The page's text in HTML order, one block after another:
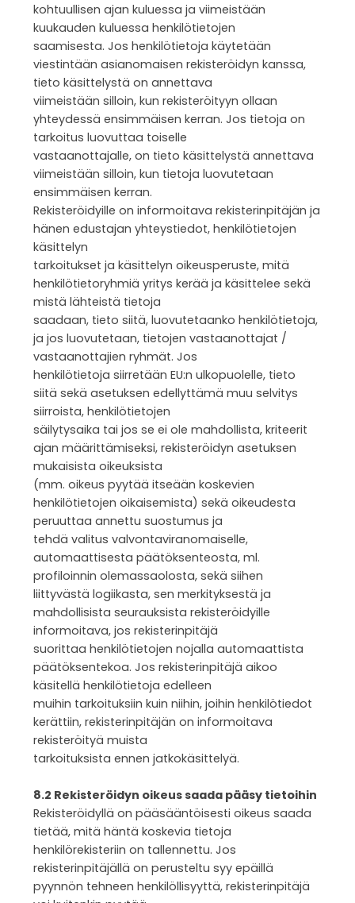
kohtuullisen ajan kuluessa ja viimeistään
kuukauden kuluessa henkilötietojen
saamisesta. Jos henkilötietoja käytetään
viestintään asianomaisen rekisteröidyn kanssa,
tieto käsittelystä on annettava
viimeistään silloin, kun rekisteröityyn ollaan
yhteydessä ensimmäisen kerran. Jos tietoja on
tarkoitus luovuttaa toiselle
vastaanottajalle, on tieto käsittelystä annettava
viimeistään silloin, kun tietoja luovutetaan
ensimmäisen kerran.
Rekisteröidyille on informoitava rekisterinpitäjän ja
hänen edustajan yhteystiedot, henkilötietojen
käsittelyn
tarkoitukset ja käsittelyn oikeusperuste, mitä
henkilötietoryhmiä yritys kerää ja käsittelee sekä
mistä lähteistä tietoja
saadaan, tieto siitä, luovutetaanko henkilötietoja,
ja jos luovutetaan, tietojen vastaanottajat /
vastaanottajien ryhmät. Jos
henkilötietoja siirretään EU:n ulkopuolelle, tieto
siitä sekä asetuksen edellyttämä muu selvitys
siirroista, henkilötietojen
säilytysaika tai jos se ei ole mahdollista, kriteerit
ajan määrittämiseksi, rekisteröidyn asetuksen
mukaisista oikeuksista
(mm. oikeus pyytää itseään koskevien
henkilötietojen oikaisemista) sekä oikeudesta
peruuttaa annettu suostumus ja
tehdä valitus valvontaviranomaiselle,
automaattisesta päätöksenteosta, ml.
profiloinnin olemassaolosta, sekä siihen
liittyvästä logiikasta, sen merkityksestä ja
mahdollisista seurauksista rekisteröidyille
informoitava, jos rekisterinpitäjä
suorittaa henkilötietojen nojalla automaattista
päätöksentekoa. Jos rekisterinpitäjä aikoo
käsitellä henkilötietoja edelleen
muihin tarkoituksiin kuin niihin, joihin henkilötiedot
kerättiin, rekisterinpitäjän on informoitava
rekisteröityä muista
tarkoituksista ennen jatkokäsittelyä.
8.2 Rekisteröidyn oikeus saada pääsy tietoihin
Rekisteröidyllä on pääsääntöisesti oikeus saada
tietää, mitä häntä koskevia tietoja
henkilörekisteriin on tallennettu. Jos
rekisterinpitäjällä on perusteltu syy epäillä
pyynnön tehneen henkilöllisyyttä, rekisterinpitäjä